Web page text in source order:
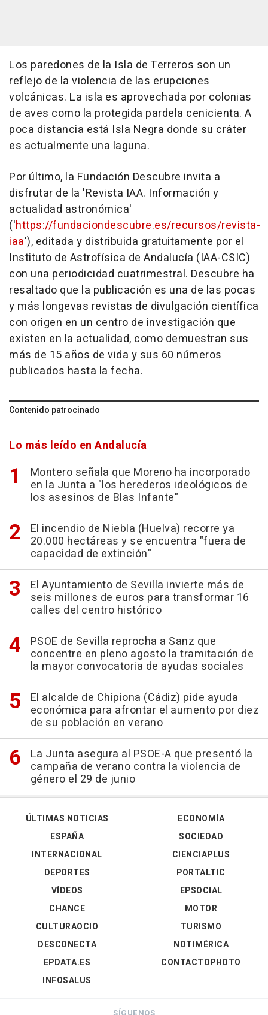
Los paredones de la Isla de Terreros son un
reflejo de la violencia de las erupciones
volcánicas. La isla es aprovechada por colonias
de aves como la protegida pardela cenicienta. A
poca distancia está Isla Negra donde su cráter
es actualmente una laguna.
Por último, la Fundación Descubre invita a
disfrutar de la 'Revista IAA. Información y
actualidad astronómica'
('https://fundaciondescubre.es/recursos/revista-
iaa'), editada y distribuida gratuitamente por el
Instituto de Astrofísica de Andalucía (IAA-CSIC)
con una periodicidad cuatrimestral. Descubre ha
resaltado que la publicación es una de las pocas
y más longevas revistas de divulgación científica
con origen en un centro de investigación que
existen en la actualidad, como demuestran sus
más de 15 años de vida y sus 60 números
publicados hasta la fecha.
Contenido patrocinado
Lo más leído en Andalucía
Montero señala que Moreno ha incorporado
en la Junta a "los herederos ideológicos de
los asesinos de Blas Infante"
El incendio de Niebla (Huelva) recorre ya
20.000 hectáreas y se encuentra "fuera de
capacidad de extinción"
El Ayuntamiento de Sevilla invierte más de
seis millones de euros para transformar 16
calles del centro histórico
PSOE de Sevilla reprocha a Sanz que
concentre en pleno agosto la tramitación de
la mayor convocatoria de ayudas sociales
El alcalde de Chipiona (Cádiz) pide ayuda
económica para afrontar el aumento por diez
de su población en verano
La Junta asegura al PSOE-A que presentó la
campaña de verano contra la violencia de
género el 29 de junio
ÚLTIMAS NOTICIAS
ESPAÑA
INTERNACIONAL
DEPORTES
VÍDEOS
ECONOMÍA
SOCIEDAD
CIENCIAPLUS
PORTALTIC
EPSOCIAL
CHANCE
CULTURAOCIO
DESCONECTA
EPDATA.ES
INFOSALUS
MOTOR
TURISMO
NOTIMÉRICA
CONTACTOPHOTO